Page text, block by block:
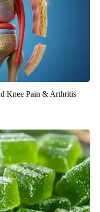
Knee Pain & Arthritis